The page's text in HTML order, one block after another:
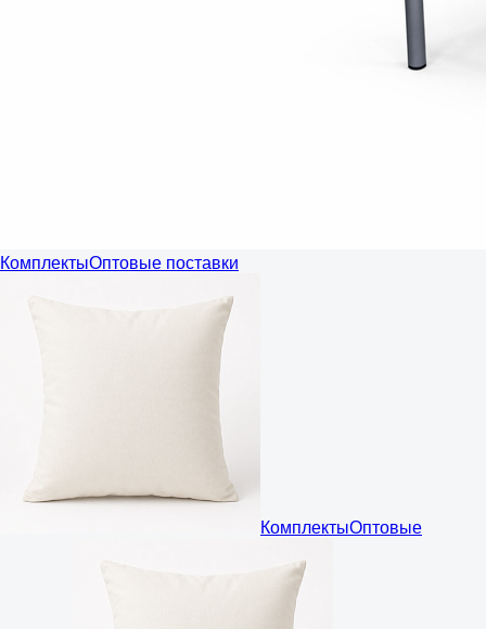
КомплектыОптовые поставки
КомплектыОптовые